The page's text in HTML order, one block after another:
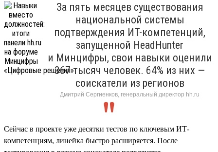
За пять месяцев существования
национальной системы
подтверждения ИТ-компетенций,
запущенной HeadHunter
и Минцифры, свои навыки оценили
367 тысяч человек. 64% из них —
соискатели из регионов
Дмитрий Сергиенков, генеральный директор hh.ru
Сейчас в проекте уже десятки тестов по ключевым ИТ-
компетенциям, линейка быстро расширяется. После